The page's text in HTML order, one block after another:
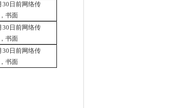
30日前网络传
书面
30日前网络传
书面
30日前网络传
书面